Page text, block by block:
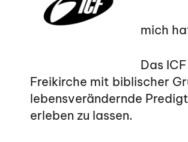
mich
Das
Freikirche mit biblischer
lebensverändernde
erleben zu lassen.